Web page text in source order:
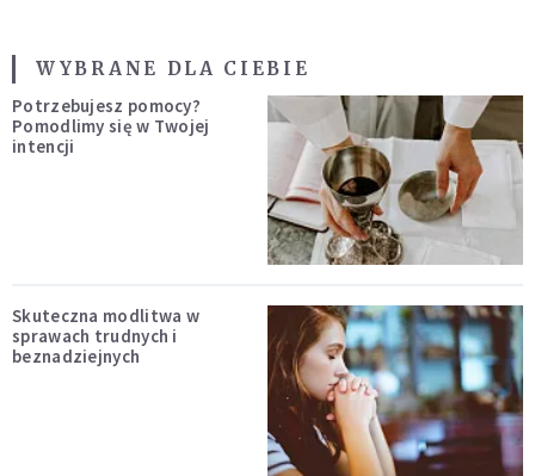
WYBRANE DLA CIEBIE
Potrzebujesz pomocy?
Pomodlimy się w Twojej
intencji
Skuteczna modlitwa w
sprawach trudnych i
beznadziejnych